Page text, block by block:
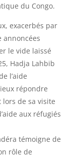
du Congo.
exacerbés par
annoncées
le vide laissé
Hadja Lahbib
l’aide
répondre
de sa visite
aux réfugiés
témoigne de
rôle de